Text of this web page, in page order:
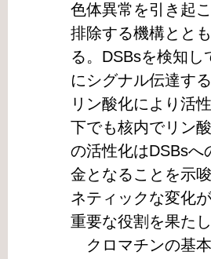
色体異常を引き起
排除する機構とと
る。DSBsを検知
にシグナル伝達す
リン酸化により活
下でも核内でリン
の活性化はDSBsへ
金となることを示
ネティックな変化
重要な役割を果た
クロマチンの基